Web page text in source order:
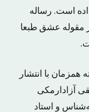
است. رساله
مقوله عشق طبعا
با انتشار
ﺁﺯﺍﺩﺍﺭمکی
و استاد